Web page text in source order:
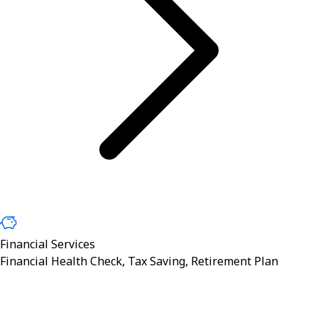
Financial Services
Financial Health Check, Tax Saving, Retirement Plan